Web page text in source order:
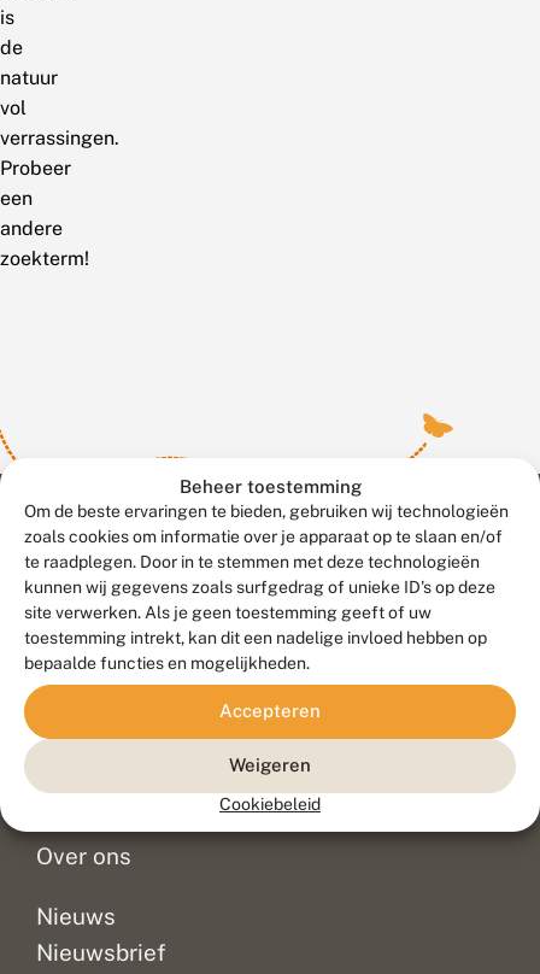
Beheer toestemming
Om de beste ervaringen te bieden, gebruiken wij technologieën
zoals cookies om informatie over je apparaat op te slaan en/of
te raadplegen. Door in te stemmen met deze technologieën
kunnen wij gegevens zoals surfgedrag of unieke ID's op deze
site verwerken. Als je geen toestemming geeft of uw
toestemming intrekt, kan dit een nadelige invloed hebben op
bepaalde functies en mogelijkheden.
Accepteren
Weigeren
Cookiebeleid
is
de
natuur
vol
verrassingen.
Probeer
een
andere
zoekterm!
Contact
Veelgestelde vragen
Doneer
Over ons
Nieuws
Nieuwsbrief
Meld waarnemingen© 2026 Vlinderstichting
Duurzaam ontwikkeld door
Go2People
, ontworpen door
Blue Field Agency
Privacy
Disclaimer
Sitemap